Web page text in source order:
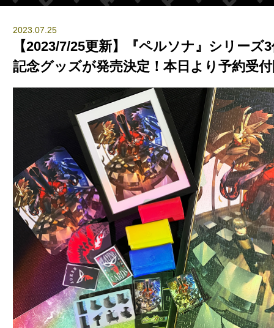
2023.07.25
【2023/7/25更新】『ペルソナ』シリーズ
記念グッズが発売決定！本日より予約受